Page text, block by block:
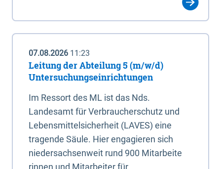
07.08.2026 11:23
Leitung der Abteilung 5 (m/w/d)
Untersuchungseinrichtungen
Im Ressort des ML ist das Nds.
Landesamt für Verbraucherschutz und
Lebensmittelsicherheit (LAVES) eine
tragende Säule. Hier engagieren sich
niedersachsenweit rund 900 Mitarbeite